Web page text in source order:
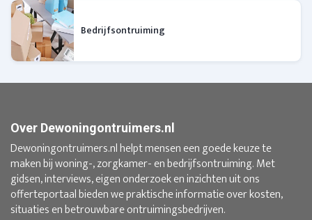
Bedrijfsontruiming
Over Dewoningontruimers.nl
Dewoningontruimers.nl helpt mensen een goede keuze te
maken bij woning-, zorgkamer- en bedrijfsontruiming. Met
gidsen, interviews, eigen onderzoek en inzichten uit ons
offerteportaal bieden we praktische informatie over kosten,
situaties en betrouwbare ontruimingsbedrijven.